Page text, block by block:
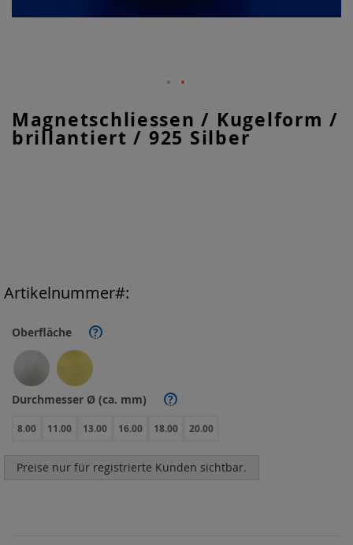
Magnetschliessen / Kugelform /
brillantiert / 925 Silber
Oberfläche ?
Durchmesser Ø (ca. mm) ?
8.00 11.00 13.00 16.00 18.00 20.00
Preise nur für registrierte Kunden sichtbar.
Artikelnummer
Anfang
der
Bildgalerie